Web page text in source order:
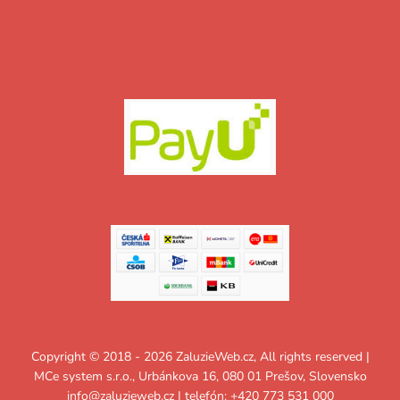
Copyright © 2018 - 2026 ZaluzieWeb.cz, All rights reserved |
MCe system s.r.o., Urbánkova 16, 080 01 Prešov, Slovensko
info@zaluzieweb.cz| telefón: +420 773 531 000